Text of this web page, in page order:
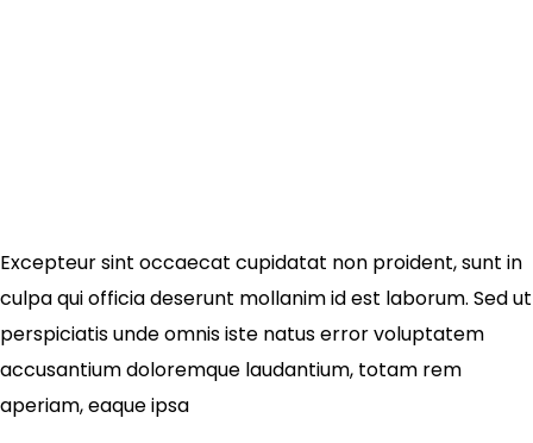
Excepteur sint occaecat cupidatat non proident, sunt in
culpa qui officia deserunt mollanim id est laborum. Sed ut
perspiciatis unde omnis iste natus error voluptatem
accusantium doloremque laudantium, totam rem
aperiam, eaque ipsa